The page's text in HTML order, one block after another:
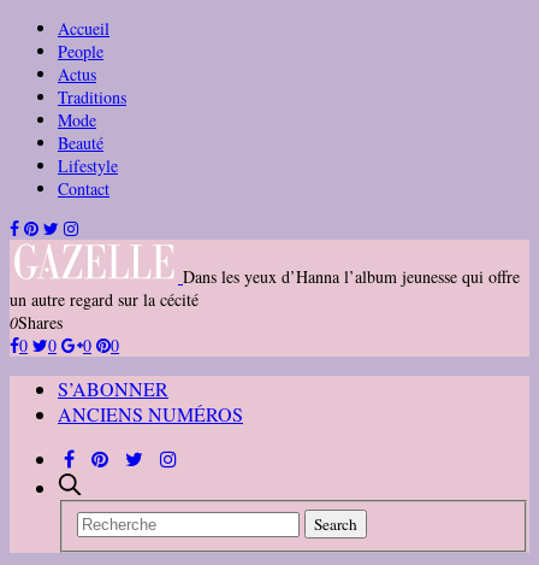
Accueil
People
Actus
Traditions
Mode
Beauté
Lifestyle
Contact
Dans les yeux d’Hanna l’album jeunesse qui offre
un autre regard sur la cécité
0Shares
0
0 0 0
S’ABONNER
ANCIENS NUMÉROS